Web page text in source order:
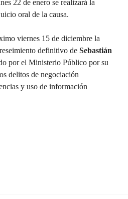
22 de enero se realizará la
oral de la causa.
viernes 15 de diciembre la
definitivo de Sebastián
por el Ministerio Público por su
delitos de negociación
y uso de información